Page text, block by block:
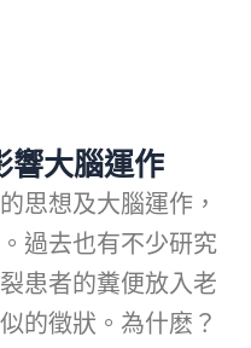
響大腦運作
思想及大腦運作，
過去也有不少研究
患者的糞便放入老
的徵狀。為什麽？